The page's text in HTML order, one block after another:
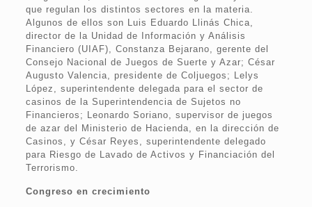
que regulan los distintos sectores en la materia.
Algunos de ellos son Luis Eduardo Llinás Chica,
director de la Unidad de Información y Análisis
Financiero (UIAF), Constanza Bejarano, gerente del
Consejo Nacional de Juegos de Suerte y Azar; César
Augusto Valencia, presidente de Coljuegos; Lelys
López, superintendente delegada para el sector de
casinos de la Superintendencia de Sujetos no
Financieros; Leonardo Soriano, supervisor de juegos
de azar del Ministerio de Hacienda, en la dirección de
Casinos, y César Reyes, superintendente delegado
para Riesgo de Lavado de Activos y Financiación del
Terrorismo.
Congreso en crecimiento